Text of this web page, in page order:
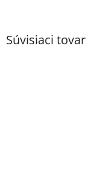
Súvisiaci tovar